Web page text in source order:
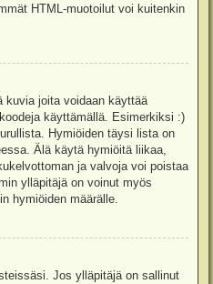
HTML-muotoilut voi kuitenkin
kuvia joita voidaan käyttää
käyttämällä. Esimerkiksi :)
Hymiöiden täysi lista on
Älä käytä hymiöitä liikaa,
ja valvoja voi poistaa
ylläpitäjä on voinut myös
hymiöiden määrälle.
Jos ylläpitäjä on sallinut